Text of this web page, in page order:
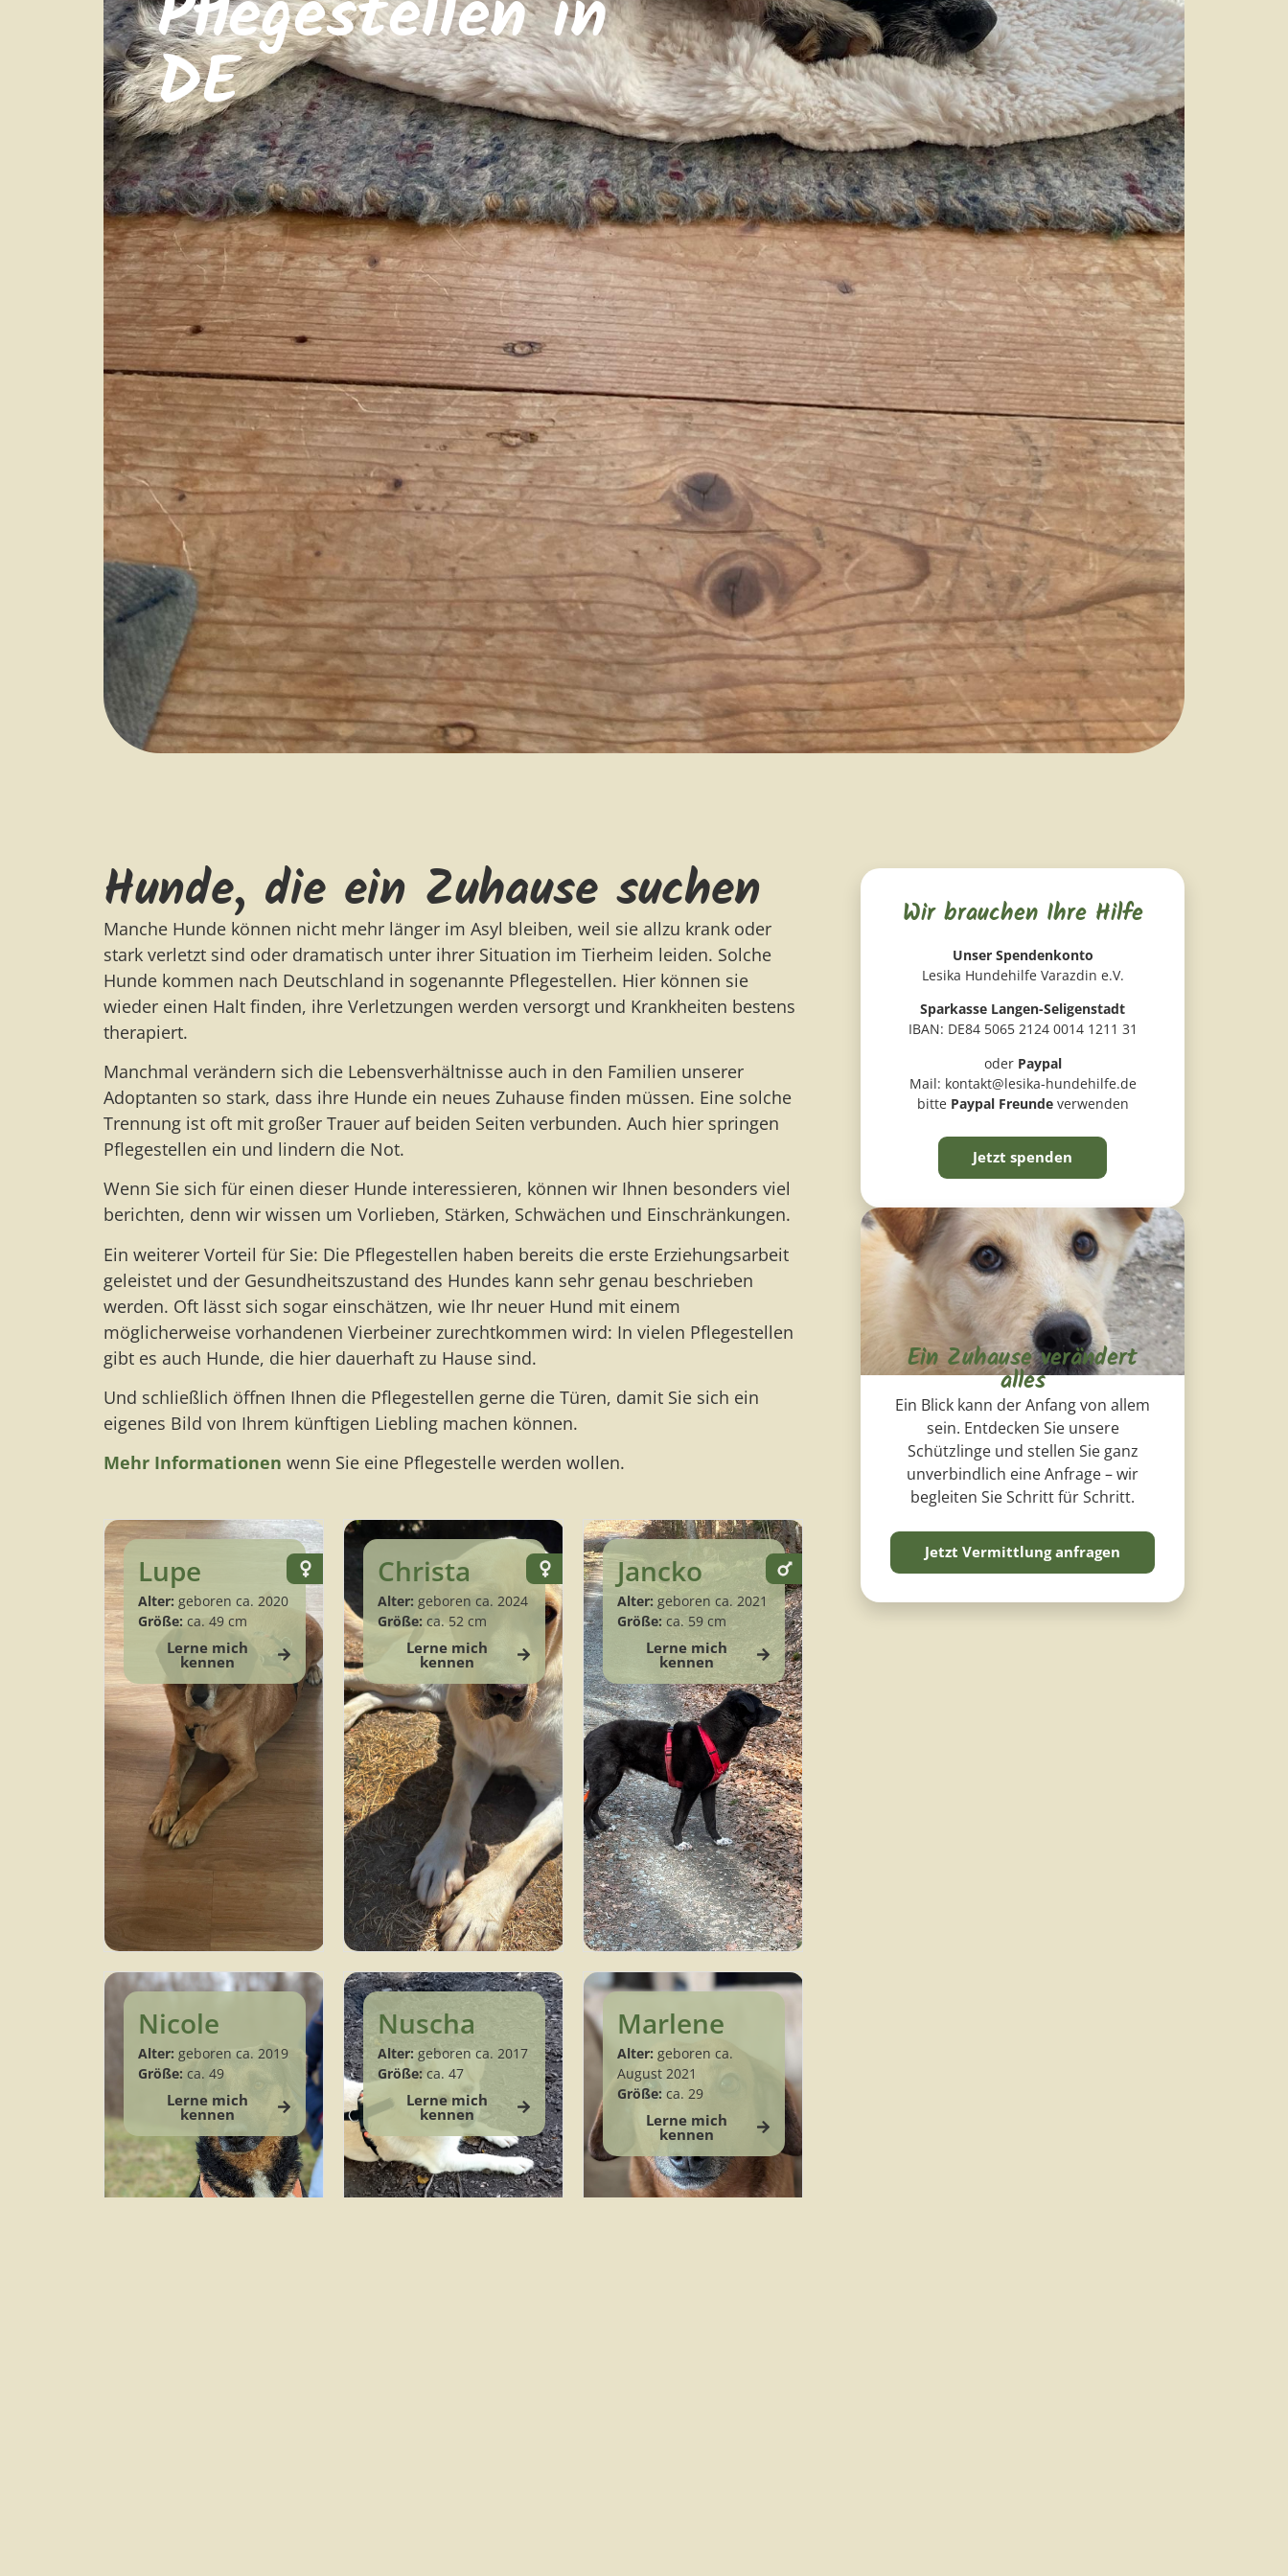
DE
Hunde, die ein Zuhause suchen
Manche Hunde können nicht mehr länger im Asyl bleiben, weil sie allzu krank oder
stark verletzt sind oder dramatisch unter ihrer Situation im Tierheim leiden. Solche
Hunde kommen nach Deutschland in sogenannte Pflegestellen. Hier können sie
wieder einen Halt finden, ihre Verletzungen werden versorgt und Krankheiten bestens
therapiert.
Manchmal verändern sich die Lebensverhältnisse auch in den Familien unserer
Adoptanten so stark, dass ihre Hunde ein neues Zuhause finden müssen. Eine solche
Trennung ist oft mit großer Trauer auf beiden Seiten verbunden. Auch hier springen
Pflegestellen ein und lindern die Not.
Wenn Sie sich für einen dieser Hunde interessieren, können wir Ihnen besonders viel
berichten, denn wir wissen um Vorlieben, Stärken, Schwächen und Einschränkungen.
Ein weiterer Vorteil für Sie: Die Pflegestellen haben bereits die erste Erziehungsarbeit
geleistet und der Gesundheitszustand des Hundes kann sehr genau beschrieben
werden. Oft lässt sich sogar einschätzen, wie Ihr neuer Hund mit einem
möglicherweise vorhandenen Vierbeiner zurechtkommen wird: In vielen Pflegestellen
gibt es auch Hunde, die hier dauerhaft zu Hause sind.
Und schließlich öffnen Ihnen die Pflegestellen gerne die Türen, damit Sie sich ein
eigenes Bild von Ihrem künftigen Liebling machen können.
Mehr Informationen wenn Sie eine Pflegestelle werden wollen.
Lupe
Alter: geboren ca. 2020
Größe: ca. 49 cm
Lerne mich
kennen
Christa
Alter: geboren ca. 2024
Größe: ca. 52 cm
Lerne mich
kennen
Jancko
Alter:geboren ca. 2021
Größe: ca. 59 cm
Lerne mich
kennen
Nicole
Alter: geboren ca. 2019
Größe:ca. 49
Lerne mich
kennen
Nuscha
Alter:geboren ca. 2017
Größe:ca. 47
Lerne mich
kennen
Marlene
Alter: geboren ca.
August 2021
Größe: ca. 29
Lerne mich
kennen
Wir brauchen Ihre Hilfe
Unser Spendenkonto
Lesika Hundehilfe Varazdin e.V.
Sparkasse Langen-Seligenstadt
IBAN: DE84 5065 2124 0014 1211 31
oder Paypal
Mail: kontakt@lesika-hundehilfe.de
bitte Paypal Freundeverwenden
Jetzt spenden
Ein Zuhause verändert
alles
Ein Blick kann der Anfang von allem
sein. Entdecken Sie unsere
Schützlinge und stellen Sie ganz
unverbindlich eine Anfrage – wir
begleiten Sie Schritt für Schritt.
Jetzt Vermittlung anfragen